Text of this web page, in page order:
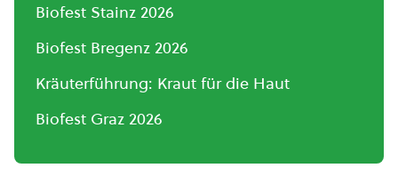
Biofest Stainz 2026
Biofest Bregenz 2026
Kräuterführung: Kraut für die Haut
Biofest Graz 2026